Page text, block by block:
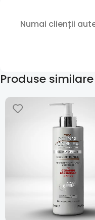
Numai clienții
Produse similare